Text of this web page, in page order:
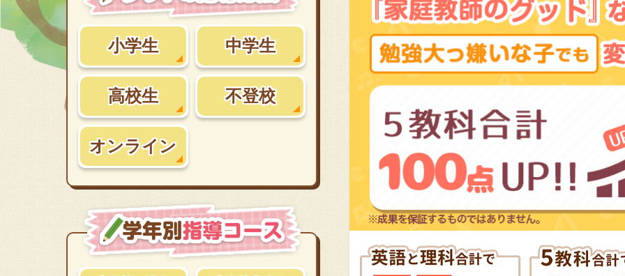
小学生 中学生
高校生 不登校
オンライン